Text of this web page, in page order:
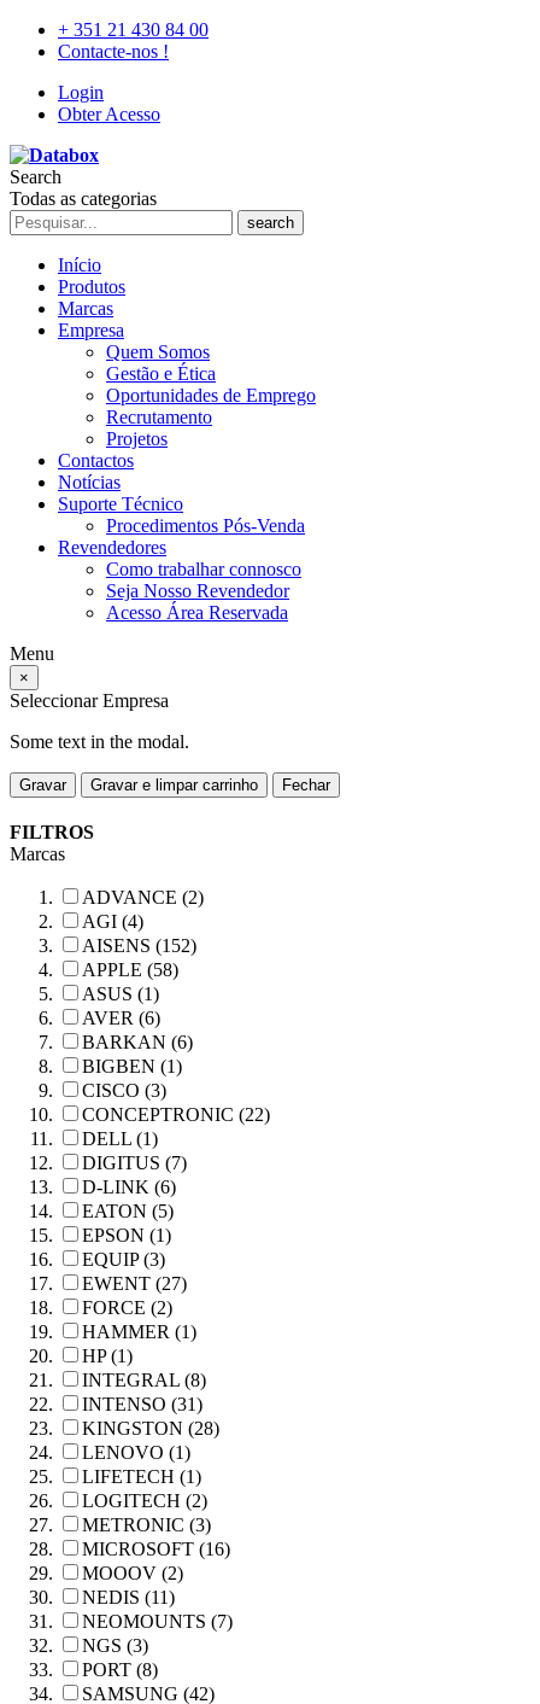
+ 351 21 430 84 00
Contacte-nos !
Login
Obter Acesso
Search
Todas as categorias
search
Início
Produtos
Marcas
Empresa
Quem Somos
Gestão e Ética
Oportunidades de Emprego
Recrutamento
Projetos
Contactos
Notícias
Suporte Técnico
Procedimentos Pós-Venda
Revendedores
Como trabalhar connosco
Seja Nosso Revendedor
Acesso Área Reservada
Menu
×
Seleccionar Empresa
Some text in the modal.
Gravar Gravar e limpar carrinho Fechar
FILTROS
Marcas
ADVANCE (2)
AGI (4)
AISENS (152)
APPLE (58)
ASUS (1)
AVER (6)
BARKAN (6)
BIGBEN (1)
CISCO (3)
CONCEPTRONIC (22)
DELL (1)
DIGITUS (7)
D-LINK (6)
EATON (5)
EPSON (1)
EQUIP (3)
EWENT (27)
FORCE (2)
HAMMER (1)
HP (1)
INTEGRAL (8)
INTENSO (31)
KINGSTON (28)
LENOVO (1)
LIFETECH (1)
LOGITECH (2)
METRONIC (3)
MICROSOFT (16)
MOOOV (2)
NEDIS (11)
NEOMOUNTS (7)
NGS (3)
PORT (8)
SAMSUNG (42)